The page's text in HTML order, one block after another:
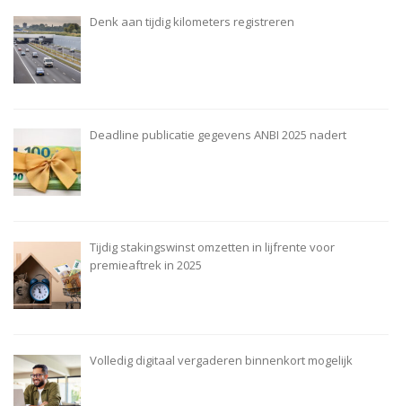
Denk aan tijdig kilometers registreren
Deadline publicatie gegevens ANBI 2025 nadert
Tijdig stakingswinst omzetten in lijfrente voor
premieaftrek in 2025
Volledig digitaal vergaderen binnenkort mogelijk